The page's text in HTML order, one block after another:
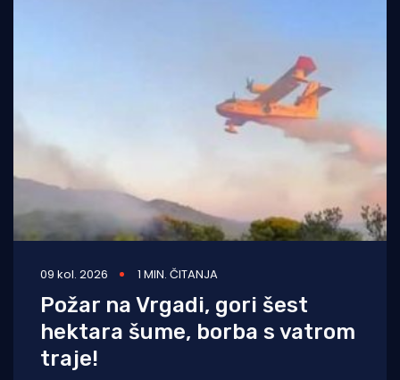
09 kol. 2026 1 MIN. ČITANJA
Požar na Vrgadi, gori šest
hektara šume, borba s vatrom
traje!